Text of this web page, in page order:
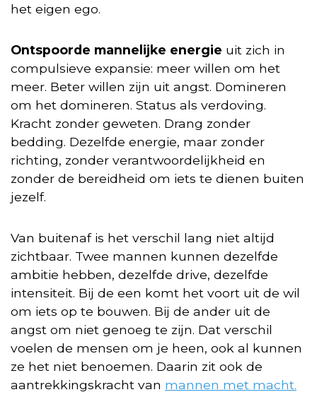
het eigen ego.
Ontspoorde mannelijke energie uit zich in
compulsieve expansie: meer willen om het
meer. Beter willen zijn uit angst. Domineren
om het domineren. Status als verdoving.
Kracht zonder geweten. Drang zonder
bedding. Dezelfde energie, maar zonder
richting, zonder verantwoordelijkheid en
zonder de bereidheid om iets te dienen buiten
jezelf.
Van buitenaf is het verschil lang niet altijd
zichtbaar. Twee mannen kunnen dezelfde
ambitie hebben, dezelfde drive, dezelfde
intensiteit. Bij de een komt het voort uit de wil
om iets op te bouwen. Bij de ander uit de
angst om niet genoeg te zijn. Dat verschil
voelen de mensen om je heen, ook al kunnen
ze het niet benoemen. Daarin zit ook de
aantrekkingskracht van mannen met macht.